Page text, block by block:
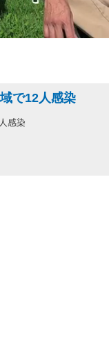
で12人感染
感染